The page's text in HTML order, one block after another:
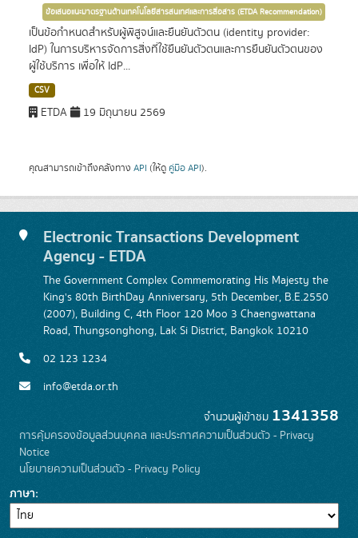
ข้อเสนอแนะมาตรฐานด้านเทคโนโลยีสารสนเทศและการสื่อสาร (ETDA Recommendation)
เป็นข้อกำหนดสำหรับผู้พิสูจน์และยืนยันตัวตน (identity provider:
IdP) ในการบริหารจัดการสิ่งที่ใช้ยืนยันตัวตนและการยืนยันตัวตนของ
ผู้ใช้บริการ เพื่อให้ IdP...
CSV
ETDA 19 มิถุนายน 2569
คุณสามารถเข้าถึงคลังทาง API (ให้ดู คู่มือ API).
Electronic Transactions Development
Agency - ETDA
The Government Complex Commemorating His Majesty the
King's 80th BirthDay Anniversary, 5th December, B.E.2550
(2007), Building C, 4th Floor 120 Moo 3 Chaengwattana
Road, Thungsonghong, Lak Si District, Bangkok 10210
02 123 1234
info@etda.or.th
จำนวนผู้เข้าชม 1341358
การคุ้มครองข้อมูลส่วนบุคคล และประกาศความเป็นส่วนตัว - Privacy
Notice
นโยบายความเป็นส่วนตัว - Privacy Policy
ภาษา